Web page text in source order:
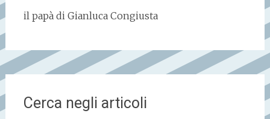
il papà di Gianluca Congiusta
Cerca negli articoli